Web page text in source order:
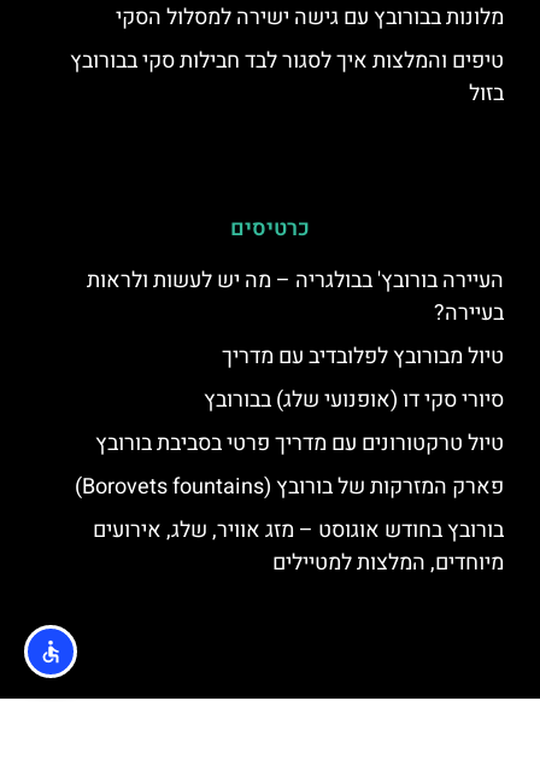
מלונות בבורובץ עם גישה ישירה למסלול הסקי
טיפים והמלצות איך לסגור לבד חבילות סקי בבורובץ
בזול
כרטיסים
העיירה בורובץ' בבולגריה – מה יש לעשות ולראות
בעיירה?
טיול מבורובץ לפלובדיב עם מדריך
סיורי סקי דו (אופנועי שלג) בבורובץ
טיול טרקטורונים עם מדריך פרטי בסביבת בורובץ
פארק המזרקות של בורובץ (Borovets fountains)
בורובץ בחודש אוגוסט – מזג אוויר, שלג, אירועים
מיוחדים, המלצות למטיילים